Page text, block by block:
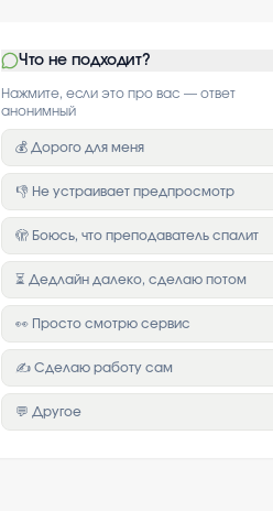
Что не подходит?
Нажмите, если это про вас — ответ
анонимный
💰 Дорого для меня
👎 Не устраивает предпросмотр
🫣 Боюсь, что преподаватель спалит
⏳ Дедлайн далеко, сделаю потом
👀 Просто смотрю сервис
✍️ Сделаю работу сам
💬 Другое